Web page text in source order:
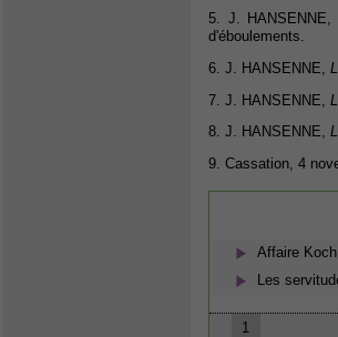
5. J. HANSENNE,
d'éboulements.
6. J. HANSENNE,
7. J. HANSENNE,
8. J. HANSENNE,
9. Cassation, 4
Affaire
Les
1